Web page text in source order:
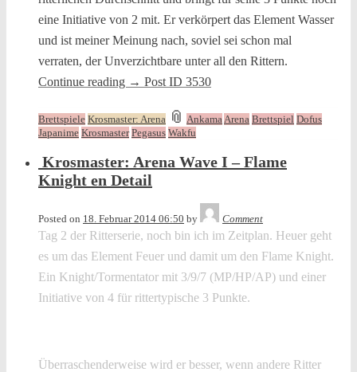
eine Initiative von 2 mit. Er verkörpert das Element Wasser
und ist meiner Meinung nach, soviel sei schon mal
verraten, der Unverzichtbare unter all den Rittern.
Continue reading → Post ID 3530
Brettspiele Krosmaster: Arena 📎 and
tagged
Ankama Arena Brettspiel Dofus
Japanime Krosmaster Pegasus Wakfu
Krosmaster: Arena Wave I – Flame
Knight en Detail
Posted on 18. Februar 2014 06:50 by
Comment
Tag 2 der Ritterserie, noch bin ich im Zeitplan. Heuer geht
es um das Element Feuer und damit um den Flame Knight.
Ein Knight/Tormentator mit 3/9/7 (MP/HP/AP) und einer
Initiative von 4 für rittertypische 3 Punkte.
Überraschenderweise wird er besser, wenn andere Ritter